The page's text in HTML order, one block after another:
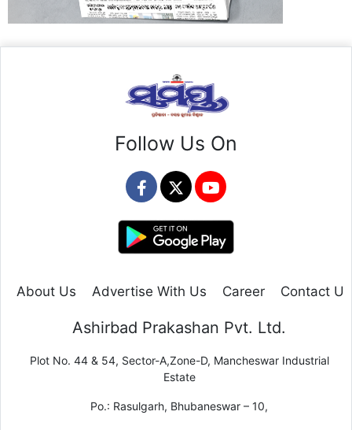
Follow Us On
About Us Advertise With Us Career Contact Us
Ashirbad Prakashan Pvt. Ltd.
Plot No. 44 & 54, Sector-A,Zone-D, Mancheswar Industrial
Estate
Po.: Rasulgarh, Bhubaneswar – 10,